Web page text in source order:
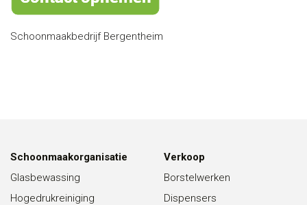
Schoonmaakbedrijf Bergentheim
Schoonmaakorganisatie
Glasbewassing
Hogedrukreiniging
Verkoop
Borstelwerken
Dispensers